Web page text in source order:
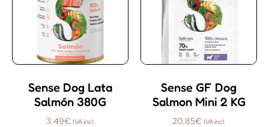
Sense Dog Lata
Salmón 380G
3.49€ IVA incl.
Sense GF Dog
Salmon Mini 2 KG
20.85€ IVA incl.